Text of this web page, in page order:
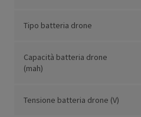
Tipo batteria drone
Capacità batteria drone
(mah)
Tensione batteria drone (V)